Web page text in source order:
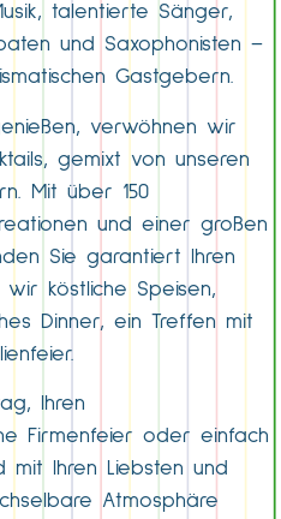
talentierte Sänger,
und Saxophonisten –
Gastgebern.
verwöhnen wir
gemixt von unseren
Mit über 150
und einer großen
Sie garantiert Ihren
wir köstliche Speisen,
Dinner, ein Treffen mit
Ihren
Firmenfeier oder einfach
Ihren Liebsten und
Atmosphäre